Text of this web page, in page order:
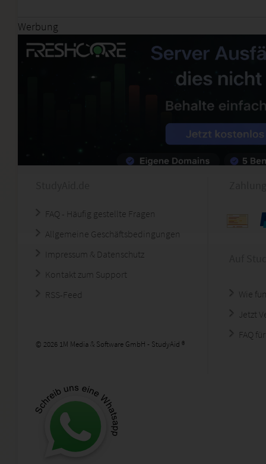
Werbung
FAQ - Häufig gestellte Fragen
Allgemeine Geschäftsbedingungen
Impressum & Datenschutz
Kontakt zum Support
RSS-Feed
© 2026 1M Media & Software GmbH - StudyAid ®
Wie
Jetzt
FAQ